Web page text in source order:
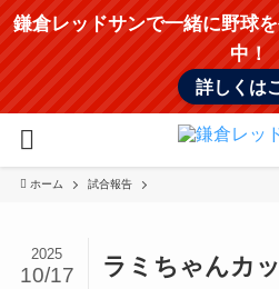
鎌倉レッドサンで一緒に野球
中！
詳しくは
ホーム 試合報告
ラミちゃんカ
2025
10/17